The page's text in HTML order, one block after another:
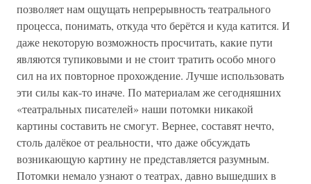
позволяет нам ощущать непрерывность театрального
процесса, понимать, откуда что берётся и куда катится. И
даже некоторую возможность просчитать, какие пути
являются тупиковыми и не стоит тратить особо много
сил на их повторное прохождение. Лучше использовать
эти силы как-то иначе. По материалам же сегодняшних
«театральных писателей» наши потомки никакой
картины составить не смогут. Вернее, составят нечто,
столь далёкое от реальности, что даже обсуждать
возникающую картину не представляется разумным.
Потомки немало узнают о театрах, давно вышедших в